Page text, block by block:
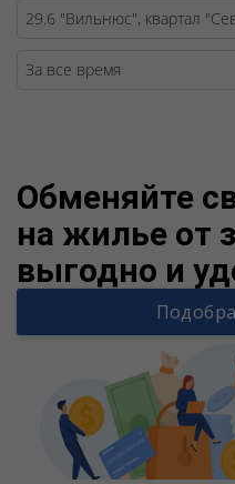
Обменяйте
на жилье от
выгодно и